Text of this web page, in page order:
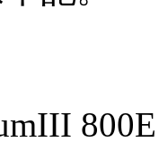
800E